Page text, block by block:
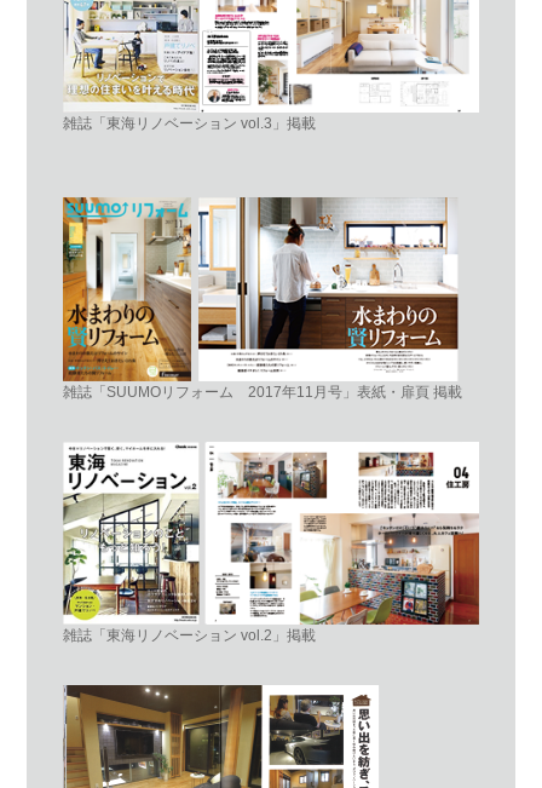
雑誌「東海リノベーション vol.3」掲載
雑誌「SUUMOリフォーム 2017年11月号」表紙・扉頁 掲載
雑誌「東海リノベーション vol.2」掲載